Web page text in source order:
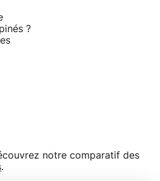
?
notre comparatif des
.